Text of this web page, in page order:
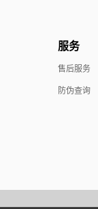
服务
售后服务
防伪查询